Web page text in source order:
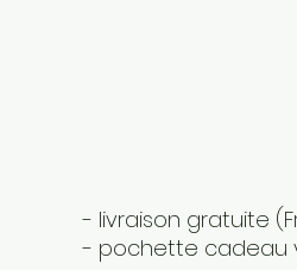
- livraison gratuite
- pochette cadeau